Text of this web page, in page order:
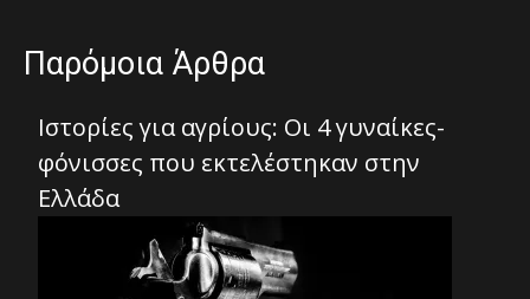
Παρόμοια Άρθρα
Ιστορίες για αγρίους: Οι 4 γυναίκες-
φόνισσες που εκτελέστηκαν στην
Ελλάδα